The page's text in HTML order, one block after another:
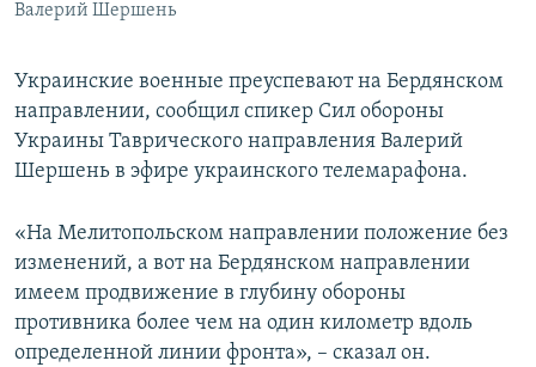
Валерий Шершень
Украинские военные преуспевают на Бердянском
направлении, сообщил спикер Сил обороны
Украины Таврического направления Валерий
Шершень в эфире украинского телемарафона.
«На Мелитопольском направлении положение без
изменений, а вот на Бердянском направлении
имеем продвижение в глубину обороны
противника более чем на один километр вдоль
определенной линии фронта», – сказал он.